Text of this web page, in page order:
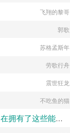
飞翔的黎哥
郭歌
苏格孟斯年
劳歌行舟
震世狂龙
不吃鱼的猫
常识修改？存在无视？在拥有了这些能力以后，自然是要好好玩弄崩铁和绝区零的漂亮女角色